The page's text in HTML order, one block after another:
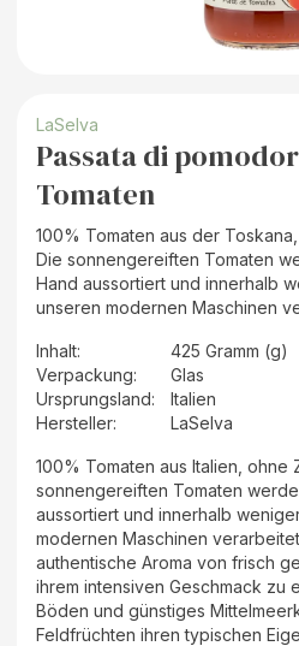
LaSelva
Passata di
Tomaten
100% Tomaten aus der
Die sonnengereiften Tomaten
Hand aussortiert und innerhalb
unseren modernen Maschinen
Inhalt:
425 Gramm (g)
Verpackung:
Glas
Ursprungsland:
Italien
Hersteller: LaSelva
100% Tomaten aus Italien, ohne
sonnengereiften Tomaten
aussortiert und innerhalb
modernen Maschinen
authentische Aroma von frisch
ihrem intensiven Geschmack zu
Böden und günstiges
Feldfrüchten ihren typischen